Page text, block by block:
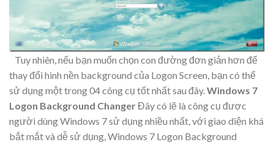
Tuy nhiên, nếu bạn muốn chọn con đường đơn giản hơn để
thay đổi hình nền background của Logon Screen, bạn có thể
sử dụng một trong 04 công cụ tốt nhất sau đây.Windows 7
Logon Background ChangerĐây có lẽ là công cụ được
người dùng Windows 7 sử dụng nhiều nhất, với giao diện khá
bắt mắt và dễ sử dụng, Windows 7 Logon Background